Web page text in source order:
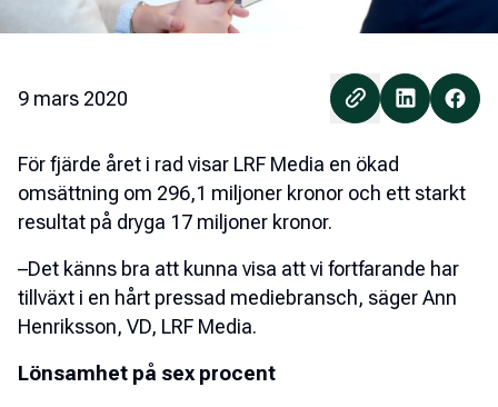
9 mars 2020
För fjärde året i rad visar LRF Media en ökad
omsättning om 296,1 miljoner kronor och ett starkt
resultat på dryga 17 miljoner kronor.
–Det känns bra att kunna visa att vi fortfarande har
tillväxt i en hårt pressad mediebransch, säger Ann
Henriksson, VD, LRF Media.
Lönsamhet på sex procent